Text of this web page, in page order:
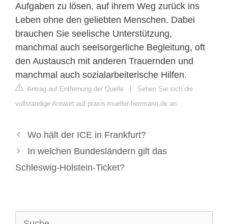
Aufgaben zu lösen, auf ihrem Weg zurück ins
Leben ohne den geliebten Menschen. Dabei
brauchen Sie seelische Unterstützung,
manchmal auch seelsorgerliche Begleitung, oft
den Austausch mit anderen Trauernden und
manchmal auch sozialarbeiterische Hilfen.
Antrag auf Entfernung der Quelle | Sehen Sie sich die
vollständige Antwort auf praxis-mueller-herrmann.de an
Wo hält der ICE in Frankfurt?
In welchen Bundesländern gilt das
Schleswig-Holstein-Ticket?